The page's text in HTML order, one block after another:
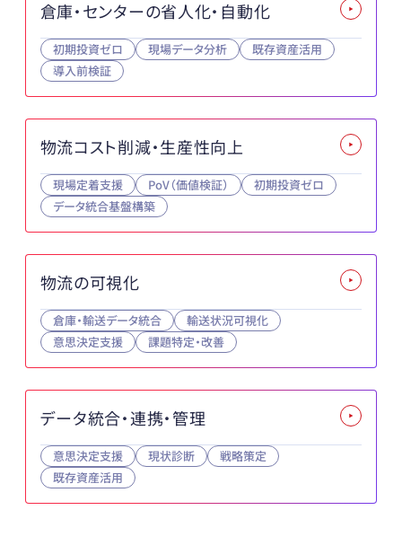
倉庫・センターの省人化・自動化
初期投資ゼロ 現場データ分析
既存資産活用
導入前検証
物流コスト削減・生産性向上
現場定着支援 PoV（価値検証）
初期投資ゼロ
データ統合基盤構築
物流の可視化
倉庫・輸送データ統合
輸送状況可視化
意思決定支援
課題特定・改善
データ統合・連携・管理
意思決定支援 現状診断
戦略策定
既存資産活用